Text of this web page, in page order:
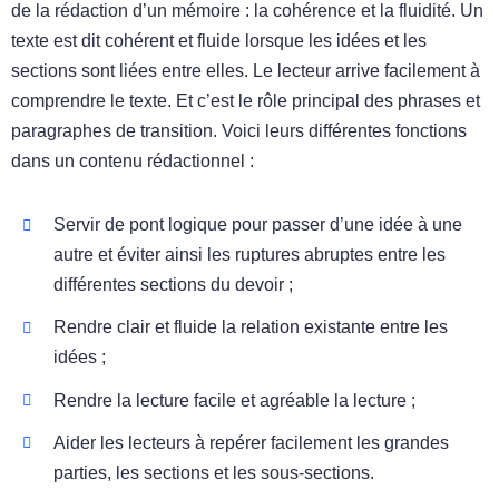
de la rédaction d’un mémoire : la cohérence et la fluidité. Un
texte est dit cohérent et fluide lorsque les idées et les
sections sont liées entre elles. Le lecteur arrive facilement à
comprendre le texte. Et c’est le rôle principal des phrases et
paragraphes de transition. Voici leurs différentes fonctions
dans un contenu rédactionnel :
Servir de pont logique pour passer d’une idée à une
autre et éviter ainsi les ruptures abruptes entre les
différentes sections du devoir ;
Rendre clair et fluide la relation existante entre les
idées ;
Rendre la lecture facile et agréable la lecture ;
Aider les lecteurs à repérer facilement les grandes
parties, les sections et les sous-sections.